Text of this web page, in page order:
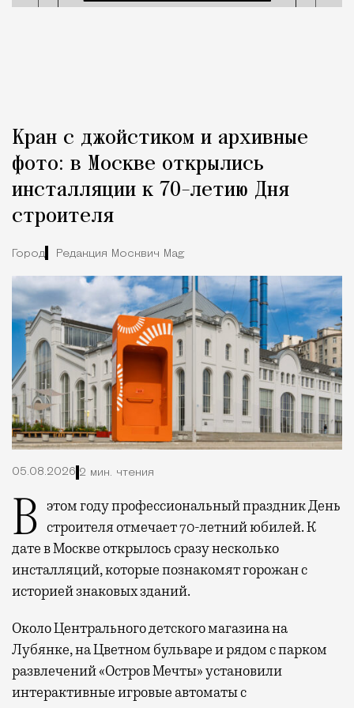
Кран с джойстиком и архивные
фото: в Москве открылись
инсталляции к 70-летию Дня
строителя
Город Редакция Москвич Mag
05.08.2026 2 мин. чтения
В этом году профессиональный праздник День строителя отмечает 70-летний юбилей. К
дате в Москве открылось сразу несколько
инсталляций, которые познакомят горожан с
историей знаковых зданий.
Около Центрального детского магазина на
Лубянке, на Цветном бульваре и рядом с парком
развлечений «Остров Мечты» установили
интерактивные игровые автоматы с